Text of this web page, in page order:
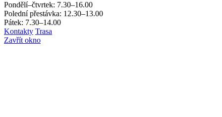
Pondělí–čtvrtek: 7.30–16.00
Polední přestávka: 12.30–13.00
Pátek: 7.30–14.00
Kontakty Trasa
Zavřít okno